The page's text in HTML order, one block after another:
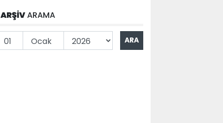
ARŞİVARAMA